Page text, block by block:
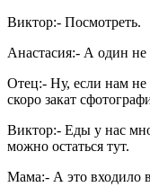
Виктор:- Посмотреть.
Анастасия:- А один не
Отец:- Ну, если нам не
скоро закат
Виктор:- Еды у нас
можно остаться тут.
Мама:- А это входило